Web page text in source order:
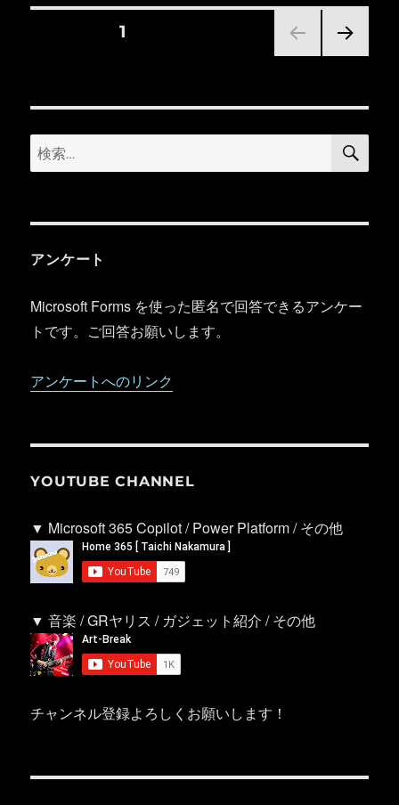
の
ペ
ジ
り
固定ページ1
検
索:
検
アンケート
Microsoft Forms を使った匿名で回答できるアンケー
トです。ご回答お願いします。
アンケートへのリンク
YOUTUBE CHANNEL
▼ Microsoft 365 Copilot / Power Platform / その他
▼ 音楽 / GRヤリス / ガジェット紹介 / その他
チャンネル登録よろしくお願いします！